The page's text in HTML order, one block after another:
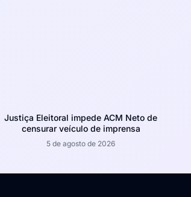
Justiça Eleitoral impede ACM Neto de
censurar veículo de imprensa
5 de agosto de 2026